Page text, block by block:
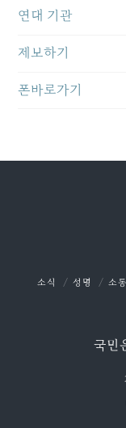
연대 기관
제보하기
폰바로가기
소식 성명 소
국민